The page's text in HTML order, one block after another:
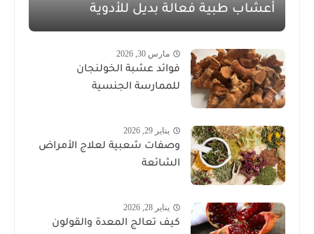
أعشاب طبية فعالة بديل للأدوية
مارس 30, 2026
فوائد عشبة الخولنجان
للممارسة الجنسية
يناير 29, 2026
وصفات شعبية لعلاج الأمراض
الشائعة
يناير 28, 2026
كيف تعالج المعدة والقولون